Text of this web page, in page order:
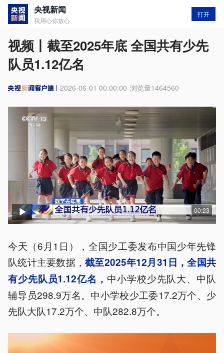
央视新闻
我用心你放心
打开
视频丨截至2025年底 全国共有少先
队员1.12亿名
2026-06-01 00:00:00 浏览量1464560
00:23
今天（6月1日），全国少工委发布中国少年先锋
队统计主要数据，截至2025年12月31日，全国共
有少先队员1.12亿名， 中小学校少先队大、中队
辅导员298.9万名。中小学校少工委17.2万个、少
先队大队17.2万个、中队282.8万个。